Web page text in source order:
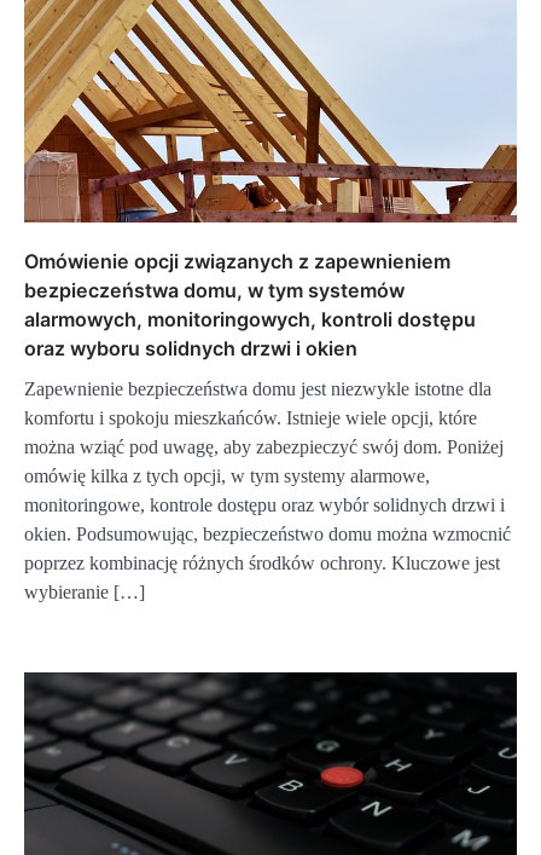
Omówienie opcji związanych z zapewnieniem
bezpieczeństwa domu, w tym systemów
alarmowych, monitoringowych, kontroli dostępu
oraz wyboru solidnych drzwi i okien
Zapewnienie bezpieczeństwa domu jest niezwykle istotne dla
komfortu i spokoju mieszkańców. Istnieje wiele opcji, które
można wziąć pod uwagę, aby zabezpieczyć swój dom. Poniżej
omówię kilka z tych opcji, w tym systemy alarmowe,
monitoringowe, kontrole dostępu oraz wybór solidnych drzwi i
okien. Podsumowując, bezpieczeństwo domu można wzmocnić
poprzez kombinację różnych środków ochrony. Kluczowe jest
wybieranie […]